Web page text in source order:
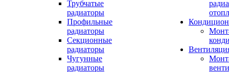
Трубчатые
радиаторы
Профильные
радиаторы
Секционные
радиаторы
Чугунные
радиаторы